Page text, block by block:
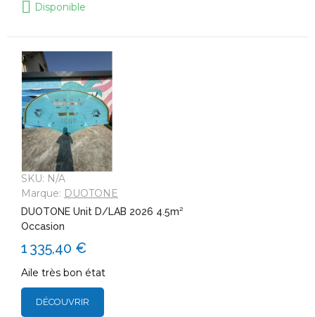
Disponible
SKU: N/A
Marque: DUOTONE
DUOTONE Unit D/LAB 2026 4.5m²
Occasion
1 335,40 €
Aile très bon état
DÉCOUVRIR